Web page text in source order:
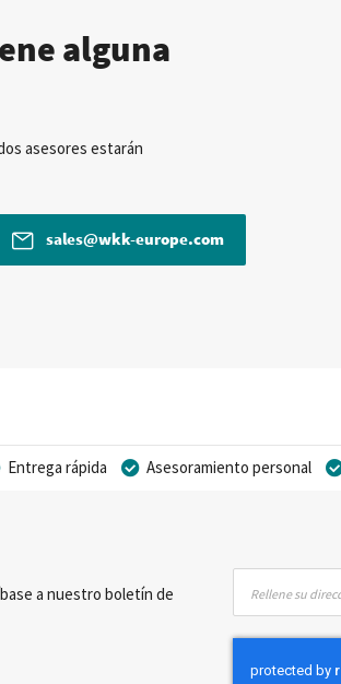
alguna
asesores estarán
sales@wkk-europe.com
Entrega rápida
Asesoramiento personal
a nuestro boletín de
nuestro
boletín